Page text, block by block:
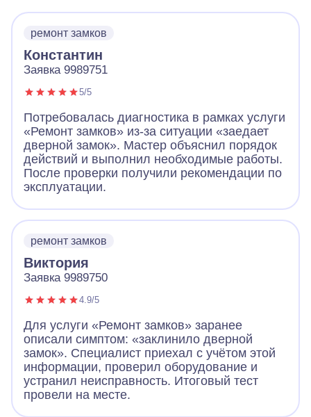
ремонт замков
Константин
Заявка 9989751
5/5
Потребовалась диагностика в рамках услуги
«Ремонт замков» из-за ситуации «заедает
дверной замок». Мастер объяснил порядок
действий и выполнил необходимые работы.
После проверки получили рекомендации по
эксплуатации.
ремонт замков
Виктория
Заявка 9989750
4.9/5
Для услуги «Ремонт замков» заранее
описали симптом: «заклинило дверной
замок». Специалист приехал с учётом этой
информации, проверил оборудование и
устранил неисправность. Итоговый тест
провели на месте.